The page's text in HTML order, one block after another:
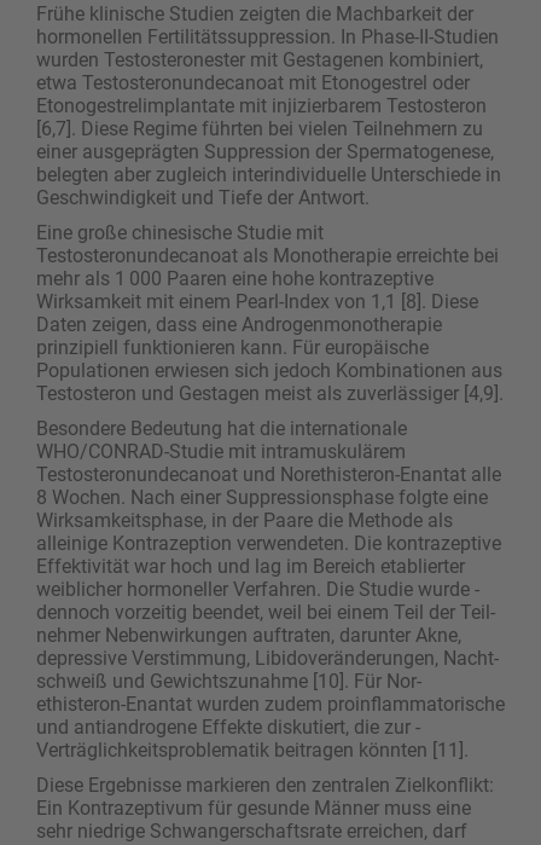
Frühe klinische Studien zeigten die Machbarkeit der
hormonellen Fertilitätssuppression. In Phase-II-Studien
wurden Testosteronester mit Gestagenen kombiniert,
etwa Testosteronundecanoat mit Etonogestrel oder
Etonogestrelimplantate mit injizierbarem Testosteron
[6,7]. Diese Regime führten bei vielen Teilnehmern zu
einer ausgeprägten Suppression der Spermatogenese,
belegten aber zugleich interindividuelle Unterschiede in
Geschwindigkeit und Tiefe der Antwort.
Eine große chinesische Studie mit
Testosteronundecanoat als Monotherapie erreichte bei
mehr als 1 000 Paaren eine hohe kontrazeptive
Wirksamkeit mit einem Pearl-Index von 1,1 [8]. Diese
Daten zeigen, dass eine Androgenmonotherapie
prinzipiell funktionieren kann. Für europäische
Populationen erwiesen sich jedoch Kombinationen aus
Testosteron und Gestagen meist als zuverlässiger [4,9].
Besondere Bedeutung hat die internationale
WHO/CONRAD-Studie mit intramuskulärem
Testosteronundecanoat und Norethisteron-Enantat alle
8 Wochen. Nach einer Suppressionsphase folgte eine
Wirksamkeitsphase, in der Paare die Methode als
alleinige ­Kontrazeption verwendeten. Die kontrazeptive
Effektivität war hoch und lag im Bereich etablierter
weiblicher hormoneller Verfahren. Die Studie wurde ­
dennoch vorzeitig beendet, weil bei einem Teil der Teil­
nehmer Nebenwirkungen auftraten, darunter Akne,
depressive Verstimmung, Libidoveränderungen, Nacht­
schweiß und Gewichtszunahme [10]. Für Nor­
ethisteron-Enantat wurden zudem proinflammatorische
und antiandrogene Effekte diskutiert, die zur ­
Verträglichkeitsproblematik beitragen könnten [11].
Diese Ergebnisse markieren den zentralen Zielkonflikt:
Ein Kontrazeptivum für gesunde Männer muss eine
sehr niedrige Schwangerschaftsrate erreichen, darf